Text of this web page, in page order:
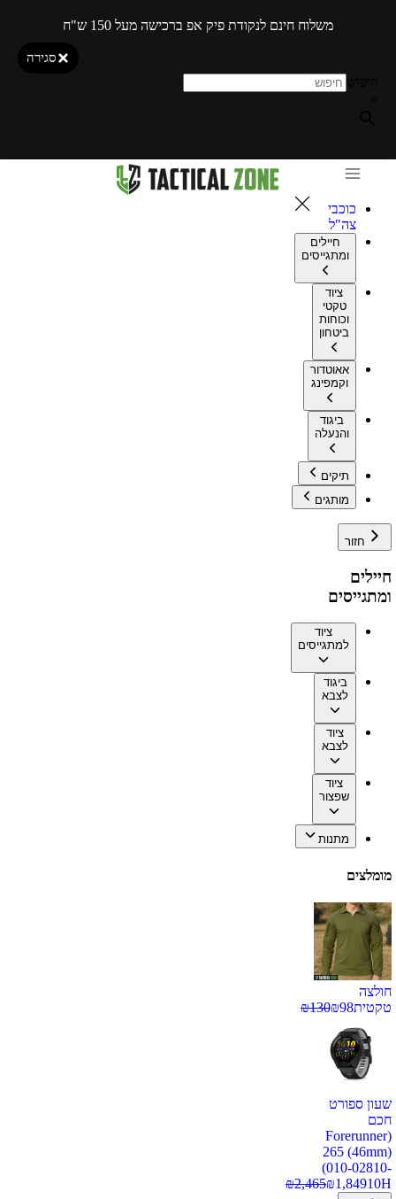
משלוח חינם לנקודת פיק אפ ברכישה מעל 150 ש"ח
סגירה
כוכבי
צה"ל
חיילים
ומתגייסים
ציוד
טקטי
וכוחות
ביטחון
אאוטדור
וקמפינג
ביגוד
והנעלה
תיקים
מותגים
חזור
חיילים
ומתגייסים
ציוד
למתגייסים
ביגוד
לצבא
ציוד
לצבא
ציוד
שפצור
מתנות
מומלצים
חולצה
טקטית
₪98
₪130
שעון ספורט
חכם
(Forerunner
265 (46mm)
(010-02810-
10H
₪1,849
₪2,465